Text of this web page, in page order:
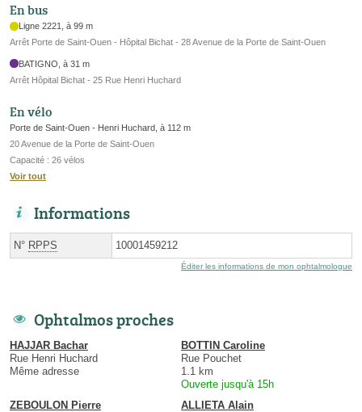
En bus
Ligne 2221, à 99 m
Arrêt Porte de Saint-Ouen - Hôpital Bichat - 28 Avenue de la Porte de Saint-Ouen
BATIGNO, à 31 m
Arrêt Hôpital Bichat - 25 Rue Henri Huchard
En vélo
Porte de Saint-Ouen - Henri Huchard, à 112 m
20 Avenue de la Porte de Saint-Ouen
Capacité : 26 vélos
Voir tout
Informations
N° RPPS 10001459212
Éditer les informations de mon ophtalmologue
Ophtalmos proches
HAJJAR Bachar
Rue Henri Huchard
Même adresse
BOTTIN Caroline
Rue Pouchet
1.1 km
Ouverte jusqu'à 15h
ZEBOULON Pierre
ALLIETA Alain